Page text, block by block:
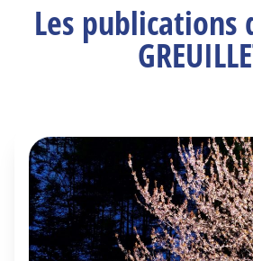
Les publications